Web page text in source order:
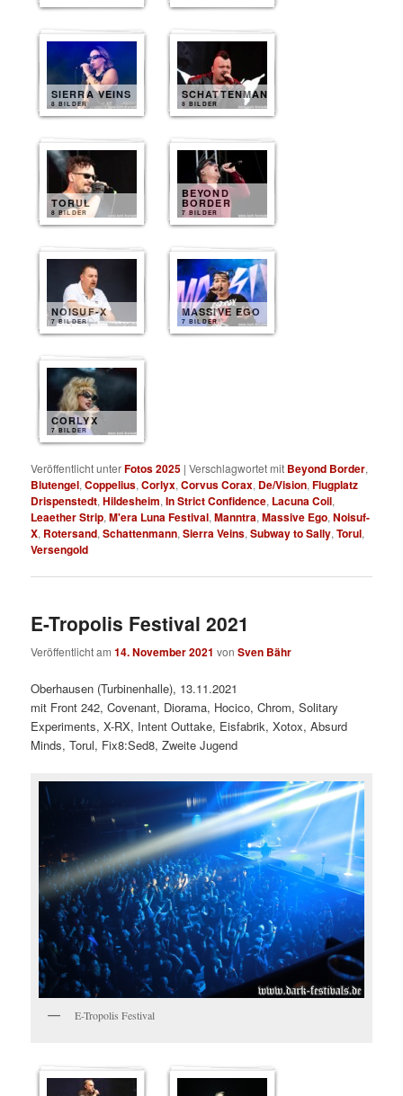
SIERRA VEINS
8 BILDER
SCHATTENMANN
8 BILDER
TORUL
8 BILDER
BEYOND
BORDER
7 BILDER
NOISUF-X
7 BILDER
MASSIVE EGO
7 BILDER
CORLYX
7 BILDER
Veröffentlicht unterFotos 2025 |Verschlagwortet mit Beyond Border,
Blutengel,Coppelius,Corlyx,Corvus Corax, De/Vision,Flugplatz
Drispenstedt,Hildesheim,In Strict Confidence, Lacuna Coil,
Leaether Strip,M'era Luna Festival,Manntra,Massive Ego,Noisuf-
X, Rotersand,Schattenmann,Sierra Veins,Subway to Sally,Torul,
Versengold
E-Tropolis Festival 2021
Veröffentlicht am14. November 2021 vonSven Bähr
Oberhausen (Turbinenhalle), 13.11.2021
mit Front 242, Covenant, Diorama, Hocico, Chrom, Solitary
Experiments, X-RX, Intent Outtake, Eisfabrik, Xotox, Absurd
Minds, Torul, Fix8:Sed8, Zweite Jugend
E-Tropolis Festival